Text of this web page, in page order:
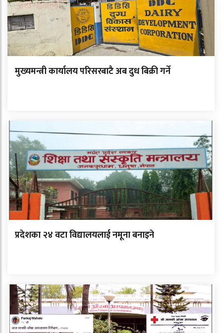
मुख्यमन्त्री कार्यालय परिसरबाटै अब दुध बिक्री गर्ने
प्रदेशका २४ वटा विद्यालयलाई नमूना बनाइने